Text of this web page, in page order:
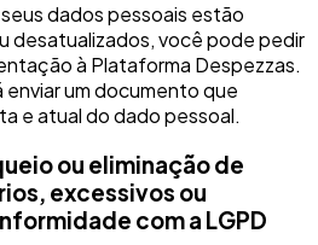
dados pessoais estão
desatualizados, você pode pedir
à Plataforma Despezzas.
enviar um documento que
e atual do dado pessoal.
ou eliminação de
excessivos ou
com a LGPD